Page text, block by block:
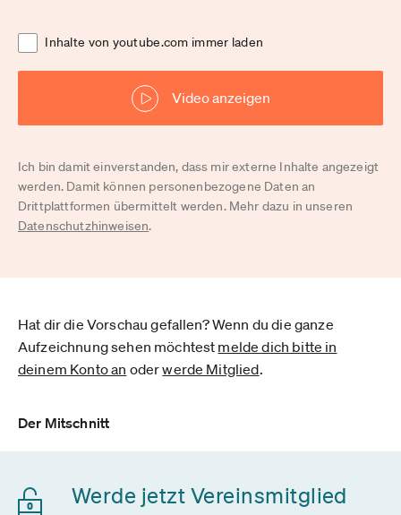
Inhalte von youtube.com immer laden
Video anzeigen
Ich bin damit einverstanden, dass mir externe Inhalte angezeigt
werden. Damit können personenbezogene Daten an
Drittplattformen übermittelt werden. Mehr dazu in unseren
Datenschutzhinweisen.
Hat dir die Vorschau gefallen? Wenn du die ganze
Aufzeichnung sehen möchtest melde dich bitte in
deinem Konto an oderwerde Mitglied.
Der Mitschnitt
Werde jetzt Vereinsmitglied